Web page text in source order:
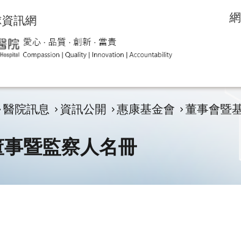
訊網
醫院訊息 資訊公開 惠康基金會 董事會暨
暨監察人名冊